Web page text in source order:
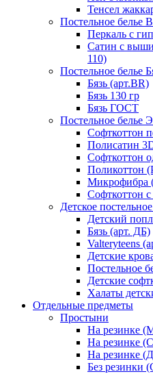
Тенсел
Постельное белье
Перкаль с
Сатин с
110)
Постельное белье
Бязь (арт.BR)
Бязь 130 гр
Бязь ГОСТ
Постельное белье
Софткоттон
Полисатин
Софткоттон
Поликоттон
Микрофибра
Софткоттон
Детское
Детский
Бязь (арт. ДБ)
Valteryteens
Детские
Постельное
Детские
Халаты
Отдельные предметы
Простыни
На резинке
На резинке
На резинке
Без резинки